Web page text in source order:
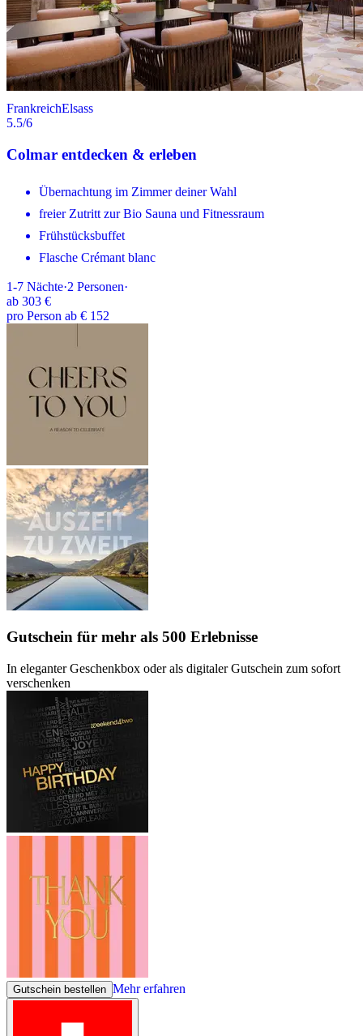
FrankreichElsass
5.5/6
Colmar entdecken & erleben
Übernachtung im Zimmer deiner Wahl
freier Zutritt zur Bio Sauna und Fitnessraum
Frühstücksbuffet
Flasche Crémant blanc
1-7 Nächte·2 Personen·
ab 303 €
pro Person ab € 152
Gutschein für mehr als 500 Erlebnisse
In eleganter Geschenkbox oder als digitaler Gutschein zum sofort
verschenken
Gutschein bestellen Mehr erfahren